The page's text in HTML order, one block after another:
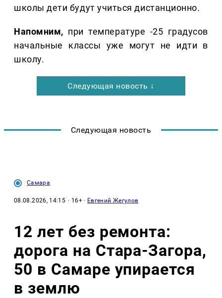
школы дети будут учиться дистанционно.
Напомним, при температуре -25 градусов
начальные классы уже могут не идти в
школу.
Следующая новость ↓
Следующая новость
Самара
08.08.2026, 14:15 · 16+ · Евгений Жегулов
12 лет без ремонта:
дорога на Стара-Загора,
50 в Самаре упирается
в землю